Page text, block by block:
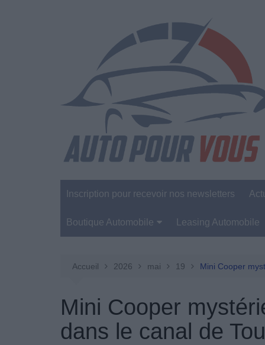
Inscription pour recevoir nos newsletters
Boutique Automobile
Entretien Automobile
Produits Boutique
Leasing Automobile
Accueil 2026 mai 19 Mini Cooper
Mini Cooper
dans le canal de